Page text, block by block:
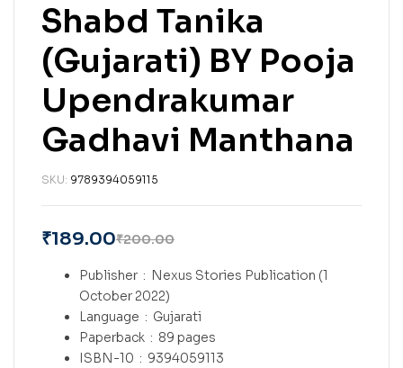
Shabd Tanika
(Gujarati) BY Pooja
Upendrakumar
Gadhavi Manthana
SKU: 9789394059115
₹200.00
₹189.00
Publisher ‏ : ‎ Nexus Stories Publication (1
October 2022)
Language ‏ : ‎ Gujarati
Paperback ‏ : ‎ 89 pages
ISBN-10 ‏ : ‎ 9394059113